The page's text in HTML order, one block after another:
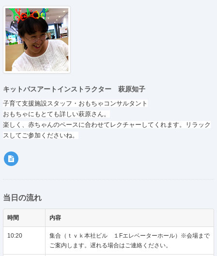
キットパスアートインストラクター 萩原知子
子育て支援施設スタッフ・おもちゃコンサルタント
おもちゃにもとても詳しい萩原さん。
楽しく、赤ちゃんのペースに合わせてレクチャーしてくれます。リラック
スしてご参加くださいね。
当日の流れ
時間 内容
10:20
集合（ｔｖｋ本社ビル １Fエレベーターホール）※会場まで
ご案内します。遅れる場合はご連絡ください。